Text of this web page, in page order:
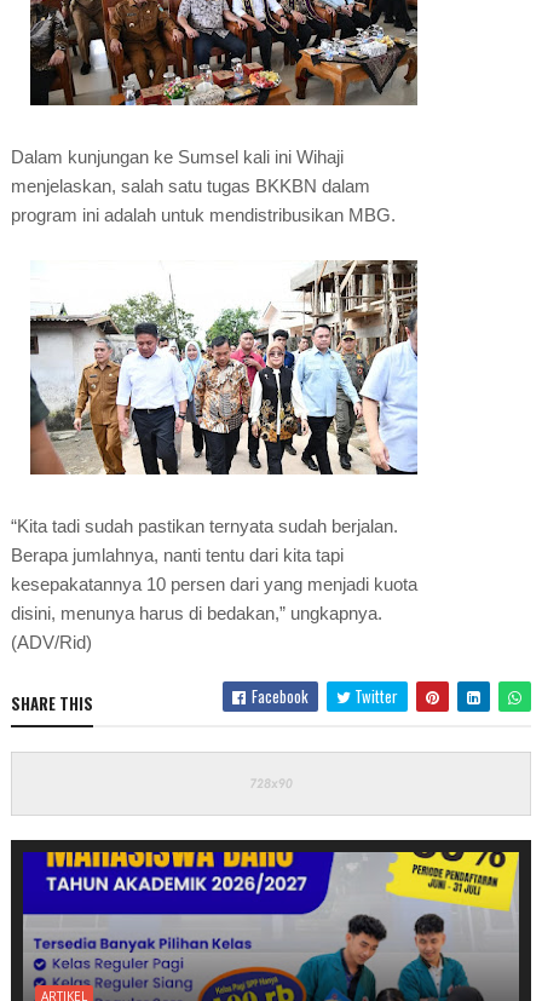
Dalam kunjungan ke Sumsel kali ini Wihaji
menjelaskan, salah satu tugas BKKBN dalam
program ini adalah untuk mendistribusikan MBG.
“Kita tadi sudah pastikan ternyata sudah berjalan.
Berapa jumlahnya, nanti tentu dari kita tapi
kesepakatannya 10 persen dari yang menjadi kuota
disini, menunya harus di bedakan,” ungkapnya.
(ADV/Rid)
SHARE THIS Facebook Twitter
ARTIKEL